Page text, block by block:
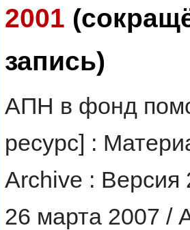
2001
запись)
АПН в фонд
ресурс] :
Archive : Версия
26 марта 2007 /